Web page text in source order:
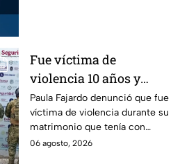
Fue víctima de
violencia 10 años y
hasta ahora detienen al
presunto agresor: el
caso de Paula Fajardo
Paula Fajardo denunció que fue
víctima de violencia durante su
matrimonio que tenía con
Jorge Francisco “N”, quien fue
06 agosto, 2026